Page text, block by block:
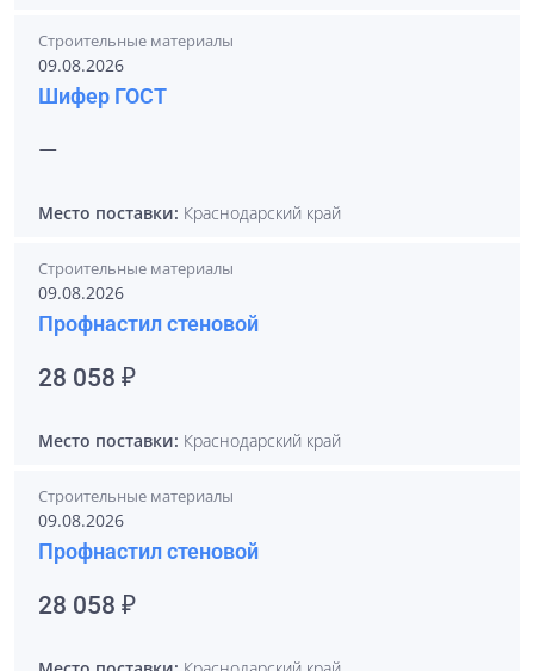
Строительные материалы
09.08.2026
Шифер ГОСТ
—
Место поставки: Краснодарский край
Строительные материалы
09.08.2026
Профнастил стеновой
28 058 ₽
Место поставки: Краснодарский край
Строительные материалы
09.08.2026
Профнастил стеновой
28 058 ₽